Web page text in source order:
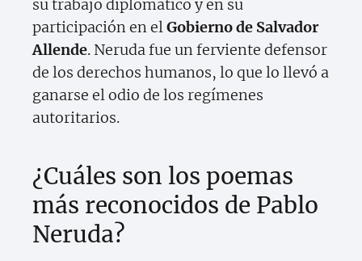
su trabajo diplomático y en su
participación en elGobierno de Salvador
Allende. Neruda fue un ferviente defensor
de los derechos humanos, lo que lo llevó a
ganarse el odio de los regímenes
autoritarios.
¿Cuáles son los poemas
más reconocidos de Pablo
Neruda?